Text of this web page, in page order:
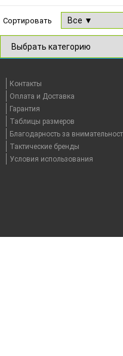
Сортировать
Контакты
Оплата и Доставка
Гарантия
Таблицы размеров
Благодарность за
Тактические бренды
Условия использования